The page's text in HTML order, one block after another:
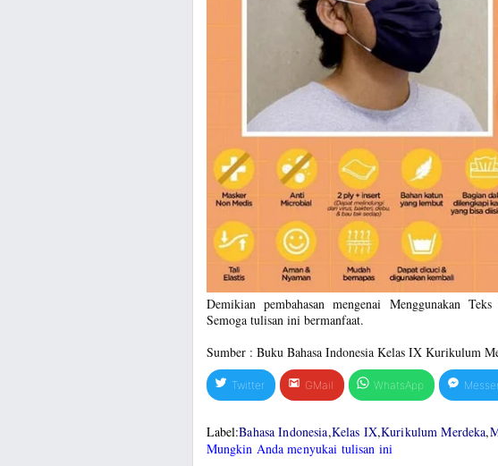
Demikian pembahasan mengenai Menggunakan
Semoga tulisan ini bermanfaat.
Sumber : Buku Bahasa Indonesia Kelas IX Kurikulum
Twitter GMail WhatsApp
Label:Bahasa Indonesia,Kelas IX,Kurikulum Merdeka,
Mungkin Anda menyukai tulisan ini